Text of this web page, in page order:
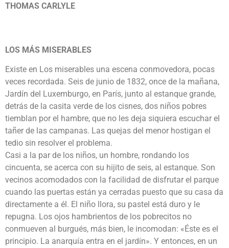
THOMAS CARLYLE
LOS MÁS MISERABLES
Existe en Los miserables una escena conmovedora, pocas
veces recordada. Seis de junio de 1832, once de la mañana,
Jardín del Luxemburgo, en París, junto al estanque grande,
detrás de la casita verde de los cisnes, dos niños pobres
tiemblan por el hambre, que no les deja siquiera escuchar el
tañer de las campanas. Las quejas del menor hostigan el
tedio sin resolver el problema.
Casi a la par de los niños, un hombre, rondando los
cincuenta, se acerca con su hijito de seis, al estanque. Son
vecinos acomodados con la facilidad de disfrutar el parque
cuando las puertas están ya cerradas puesto que su casa da
directamente a él. El niño llora, su pastel está duro y le
repugna. Los ojos hambrientos de los pobrecitos no
conmueven al burgués, más bien, le incomodan: «Éste es el
principio. La anarquía entra en el jardín». Y entonces, en un